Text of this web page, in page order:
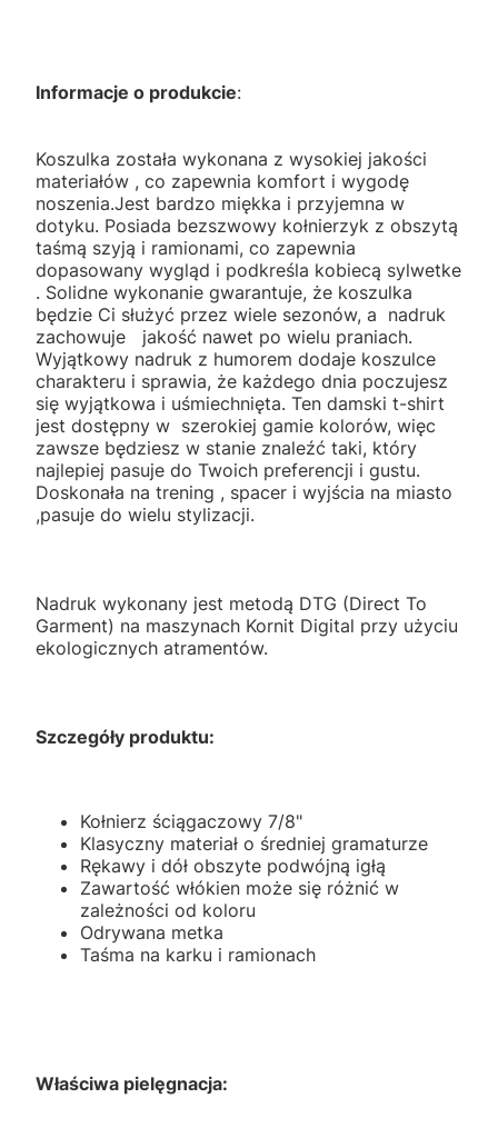
Informacje o produkcie:
Koszulka została wykonana z wysokiej jakości
materiałów , co zapewnia komfort i wygodę
noszenia.Jest bardzo miękka i przyjemna w
dotyku. Posiada bezszwowy kołnierzyk z obszytą
taśmą szyją i ramionami, co zapewnia
dopasowany wygląd i podkreśla kobiecą sylwetke
. Solidne wykonanie gwarantuje, że koszulka
będzie Ci służyć przez wiele sezonów, a nadruk
zachowuje jakość nawet po wielu praniach.
Wyjątkowy nadruk z humorem dodaje koszulce
charakteru i sprawia, że każdego dnia poczujesz
się wyjątkowa i uśmiechnięta. Ten damski t-shirt
jest dostępny w szerokiej gamie kolorów, więc
zawsze będziesz w stanie znaleźć taki, który
najlepiej pasuje do Twoich preferencji i gustu.
Doskonała na trening , spacer i wyjścia na miasto
,pasuje do wielu stylizacji.
Nadruk wykonany jest metodą DTG (Direct To
Garment) na maszynach Kornit Digital przy użyciu
ekologicznych atramentów.
Szczegóły produktu:
Kołnierz ściągaczowy 7/8"
Klasyczny materiał o średniej gramaturze
Rękawy i dół obszyte podwójną igłą
Zawartość włókien może się różnić w
zależności od koloru
Odrywana metka
Taśma na karku i ramionach
Właściwa pielęgnacja: